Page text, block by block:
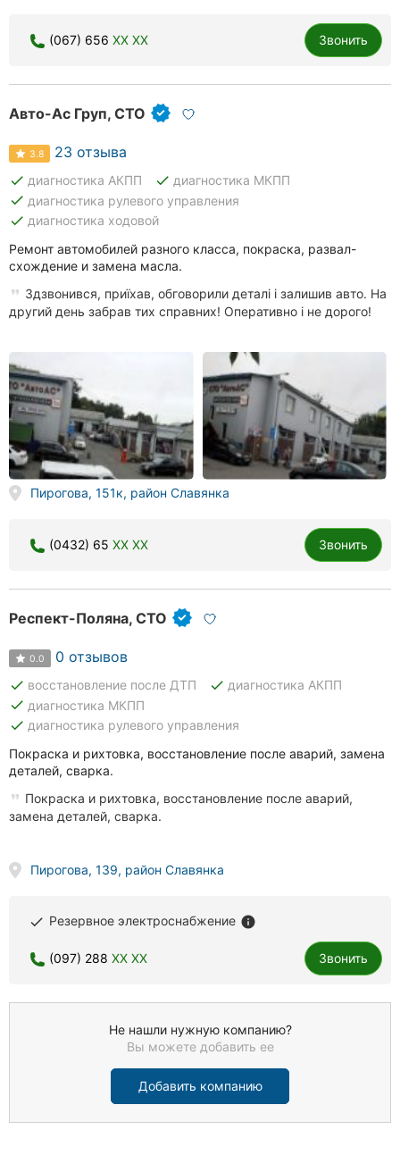
(067) 656 XX XX Звонить
Авто-Ас Груп, СТО
3.8 23 отзыва
done диагностика АКПП done диагностика МКПП
done диагностика рулевого управления
done диагностика ходовой
Ремонт автомобилей разного класса, покраска, развал-
схождение и замена масла.
Здзвонився, приїхав, обговорили деталі і залишив авто. На
другий день забрав тих справних! Оперативно і не дорого!
Пирогова, 151к, район Славянка
(0432) 65 XX XX Звонить
Респект-Поляна, СТО
0.0 0 отзывов
done восстановление после ДТП done диагностика АКПП
done диагностика МКПП
done диагностика рулевого управления
Покраска и рихтовка, восстановление после аварий, замена
деталей, сварка.
Покраска и рихтовка, восстановление после аварий,
замена деталей, сварка.
Пирогова, 139, район Славянка
done Резервное электроснабжение info
(097) 288 XX XX Звонить
Не нашли нужную компанию?
Вы можете добавить ее
Добавить компанию